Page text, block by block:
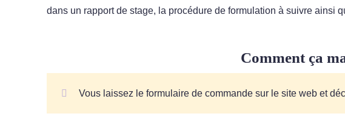
dans un rapport de stage, la procédure de formulation à suivre ainsi
Comment ça
Vous laissez le formulaire de commande sur le site web et